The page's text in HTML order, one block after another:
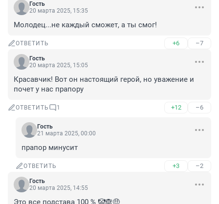
Гость
20 марта 2025, 15:35
Молодец...не каждый сможет, а ты смог!
ОТВЕТИТЬ +6 –7
Гость
20 марта 2025, 15:05
Красавчик! Вот он настоящий герой, но уважение и
почет у нас прапору
ОТВЕТИТЬ 1 +12 –6
Гость
21 марта 2025, 00:00
прапор минусит
ОТВЕТИТЬ +3 –2
Гость
20 марта 2025, 14:55
Это все подстава 100 % 🤡🙈🤑